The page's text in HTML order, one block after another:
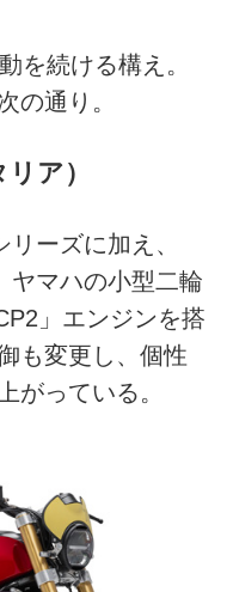
を続ける構え。
の通り。
ア）
ーズに加え、
ヤマハの小型二輪
」エンジンを搭
も変更し、個性
がっている。